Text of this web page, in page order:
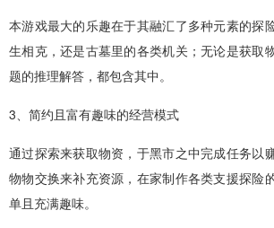
本游戏最大的乐趣在于其融汇了多种元素的探
生相克，还是古墓里的各类机关；无论是获取
题的推理解答，都包含其中。
3、简约且富有趣味的经营模式
通过探索来获取物资，于黑市之中完成任务以
物物交换来补充资源，在家制作各类支援探险
单且充满趣味。